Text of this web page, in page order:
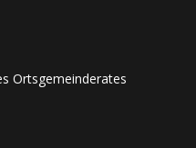
Ortsgemeinderates